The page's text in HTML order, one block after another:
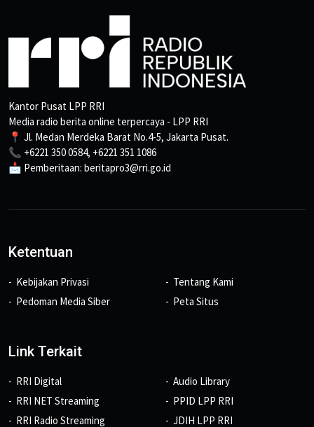
Kantor Pusat LPP RRI
Media radio berita online terpercaya - LPP RRI
📍 Jl. Medan Merdeka Barat No.4-5, Jakarta Pusat.
📞 +6221 350 0584, +6221 351 1086
📩 Pemberitaan: beritapro3@rri.go.id
Ketentuan
Kebijakan Privasi
Pedoman Media Siber
Tentang Kami
Peta Situs
Link Terkait
RRI Digital
RRI NET Streaming
RRI Radio Streaming
Audio Library
PPID LPP RRI
JDIH LPP RRI